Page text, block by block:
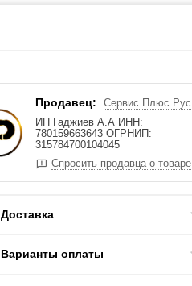
Продавец:
Сервис Плюс Рус
ИП Гаджиев А.А ИНН:
780159663643 ОГРНИП:
315784700104045
Спросить продавца о товаре
Доставка
Варианты оплаты